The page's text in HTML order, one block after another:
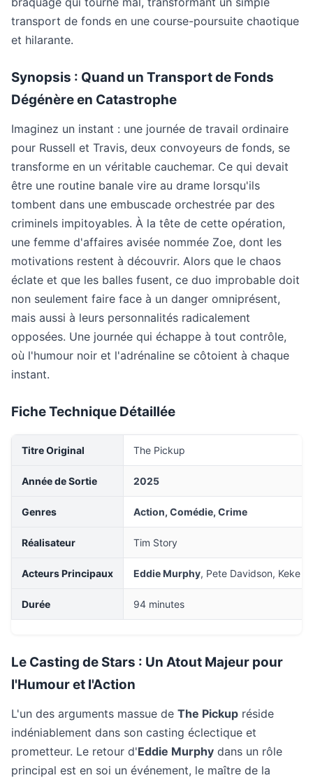
transport de fonds en une course-poursuite chaotique
et hilarante.
Synopsis : Quand un Transport de Fonds
Dégénère en Catastrophe
Imaginez un instant : une journée de travail ordinaire
pour Russell et Travis, deux convoyeurs de fonds, se
transforme en un véritable cauchemar. Ce qui devait
être une routine banale vire au drame lorsqu'ils
tombent dans une embuscade orchestrée par des
criminels impitoyables. À la tête de cette opération,
une femme d'affaires avisée nommée Zoe, dont les
motivations restent à découvrir. Alors que le chaos
éclate et que les balles fusent, ce duo improbable doit
non seulement faire face à un danger omniprésent,
mais aussi à leurs personnalités radicalement
opposées. Une journée qui échappe à tout contrôle,
où l'humour noir et l'adrénaline se côtoient à chaque
instant.
Fiche Technique Détaillée
Titre Original The Pickup
Année de Sortie 2025
Genres Action, Comédie, Crime
Réalisateur Tim Story
Acteurs Principaux Eddie Murphy, Pete Davidson, Keke
Durée 94 minutes
Le Casting de Stars : Un Atout Majeur pour
l'Humour et l'Action
L'un des arguments massue de The Pickup réside
indéniablement dans son casting éclectique et
prometteur. Le retour d'Eddie Murphy dans un rôle
principal est en soi un événement, le maître de la